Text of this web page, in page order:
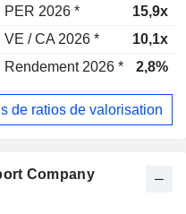
PER 2026 *
15,9x
VE / CA 2026 *
10,1x
Rendement 2026 * 2,8%
de ratios de valorisation
Company